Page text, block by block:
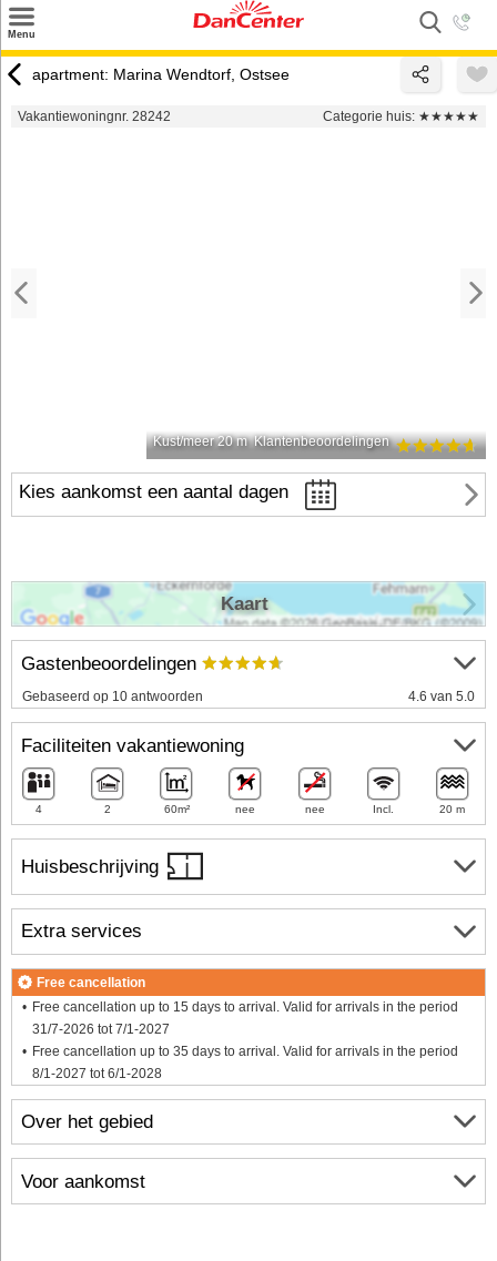
Menu
Inspiratie
apartment: Marina Wendtorf, Ostsee
Vakantiewoningnr. 28242 Categorie huis: ★★★★★
Kust/meer 20 m Klantenbeoordelingen
Kies aankomst een aantal dagen
Huisbeschrijving
Over het gebied
Voor aankomst
Gastenbeoordelingen
Gebaseerd op 10 antwoorden 4.6 van 5.0
Faciliteiten vakantiewoning
4 2 60m² nee nee Incl. 20 m
Extra services
Free cancellation
Free cancellation up to 15 days to arrival. Valid for arrivals in the period
31/7-2026 tot 7/1-2027
Free cancellation up to 35 days to arrival. Valid for arrivals in the period
8/1-2027 tot 6/1-2028
Kaart